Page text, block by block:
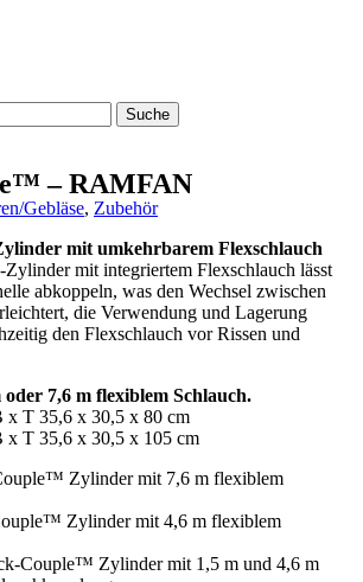
Suche
– RAMFAN
Gebläse, Zubehör
mit umkehrbarem Flexschlauch
mit integriertem Flexschlauch lässt
abkoppeln, was den Wechsel zwischen
die Verwendung und Lagerung
den Flexschlauch vor Rissen und
7,6 m flexiblem Schlauch.
T 35,6 x 30,5 x 80 cm
T 35,6 x 30,5 x 105 cm
Zylinder mit 7,6 m flexiblem
Zylinder mit 4,6 m flexiblem
Couple™ Zylinder mit 1,5 m und 4,6 m